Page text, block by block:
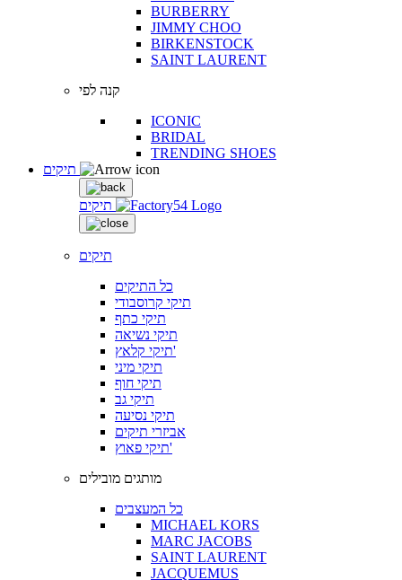
BURBERRY
JIMMY CHOO
BIRKENSTOCK
SAINT LAURENT
קנה לפי
ICONIC
BRIDAL
TRENDING SHOES
תיקים
תיקים
כל התיקים
תיקי קרוסבודי
תיקי כתף
תיקי נשיאה
תיקי קלאץ'
תיקי מיני
תיקי חוף
תיקי גב
תיקי נסיעה
אביזרי תיקים
תיקי פאוץ'
מותגים מובילים
כל המעצבים
MICHAEL KORS
MARC JACOBS
SAINT LAURENT
JACQUEMUS